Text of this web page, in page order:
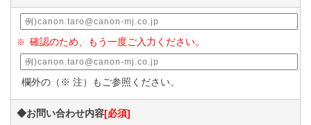
※ 確認のため、もう一度ご入力ください。
欄外の（※ 注）もご参照ください。
◆お問い合わせ内容[必須]